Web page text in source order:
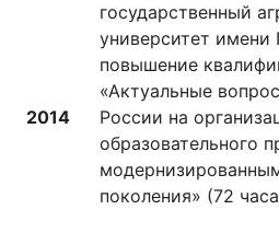
2014
государственный
университет имени
повышение
«Актуальные
России на
образовательного
поколения» (72